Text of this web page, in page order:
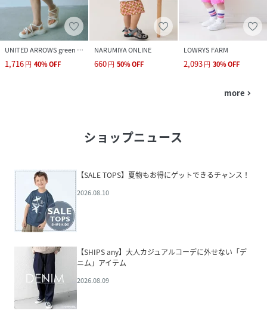
UNITED ARROWS green label relaxing
1,716円 40%OFF
NARUMIYA ONLINE
660円 50%OFF
LOWRYS FARM
2,093円 30%OFF
more navigate_next
ショップニュース
【SALE TOPS】夏物もお得にゲットできるチャンス！
2026.08.10
【SHIPS any】大人カジュアルコーデに外せない「デ
ニム」アイテム
2026.08.09